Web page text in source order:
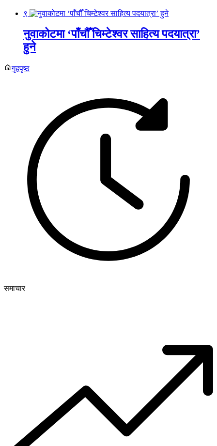
९
नुवाकोटमा ‘पाँचौँ चिम्टेश्वर साहित्य पदयात्रा’
हुने
गृहपृष्ठ
समाचार